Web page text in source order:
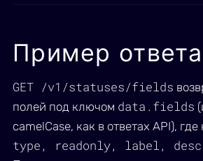
Пример ответа
GET /v1/statuses/fields
полей под ключом data.fields
camelCase, как в ответах API),
type, readonly, label,